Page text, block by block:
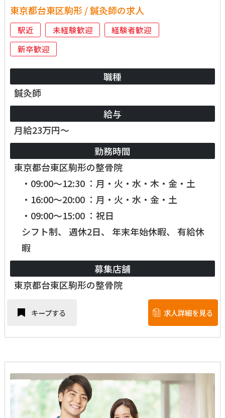
東京都台東区駒形 / 鍼灸師の求人
駅近 未経験歓迎
経験者歓迎
新卒歓迎
職種
鍼灸師
給与
月給23万円～
勤務時間
東京都台東区駒形の整骨院
・09:00～12:30 ：月・火・水・木・金・土
・16:00～20:00 ：月・火・水・金・土
・09:00～15:00 ：祝日
シフト制、 週休2日、 年末年始休暇、 有給休
暇
募集店舗
東京都台東区駒形の整骨院
キープする 求人詳細を見る